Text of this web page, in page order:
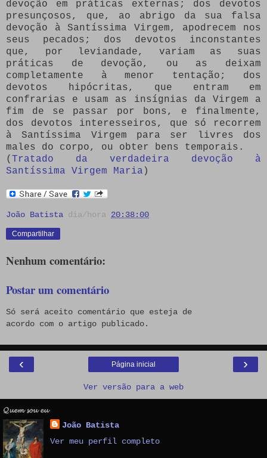
devoção em práticas externas; dos devotos
presunçosos, que, ao abrigo da sua falsa
devoção à Santíssima Virgem, apodrecem nos
seus pecados; dos devotos inconstantes
que, por leviandade, variam as suas
práticas de devoção, ou as deixam
completamente à menor tentação; dos
devotos hipócritas, que entram em
confrarias e usam as insígnias da Virgem a
fim de se passar por bons, e finalmente,
dos devotos interesseiros, que só recorrem
à Santíssima Virgem para ser livres dos
males do corpo, ou obter bens temporais.
( Tratado da verdadeira devoção à
Santíssima Virgem Maria )
João Batista dia/hora 20:38:00
Compartilhar
Nenhum comentário:
Postar um comentário
Só será aceito comentário que esteja de
acordo com o artigo publicado.
‹ ›
Página inicial
Ver versão para a web
𝓠𝓾𝓮𝓶 𝓼𝓸𝓾 𝓮𝓾
João Batista
Ver meu perfil completo